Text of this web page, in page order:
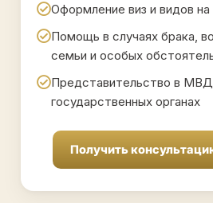
Оформление виз и видов
Помощь в случаях брака,
семьи и особых
Представительство в
государственных органах
Получить